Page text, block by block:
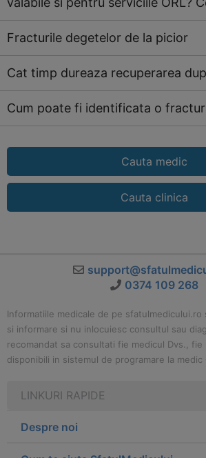
Fracturile degetelor de la picior
Cat timp dureaza recuperarea
Cum poate fi identificata o
Cauta medic
Cauta clinica
0374 109 268
Informatiile medicale de pe
si informare si nu inlocuiesc consultul sau
recomandat sa consultati fie medicul Dvs., fie
disponibili in sistemul de programare la medic
LINKURI RAPIDE
Despre noi